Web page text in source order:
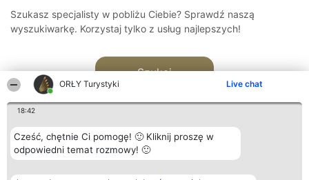
ORŁY Turystyki Live chat
18:42
Cześć, chętnie Ci pomogę! 🙂 Kliknij proszę w
odpowiedni temat rozmowy! 🙂
Szukasz specjalisty w pobliżu Ciebie? Sprawdź naszą
wyszukiwarkę. Korzystaj tylko z usług najlepszych!
Szukaj
Organizator plebiscytu Plebiscyt Kontakt